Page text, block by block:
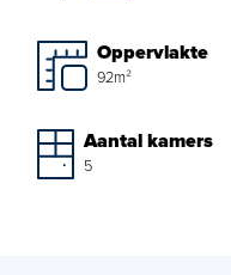
Over Van Daal
Klantbeoordelingen
Vacatures
Oppervlakte
92m²
Aantal kamers
5